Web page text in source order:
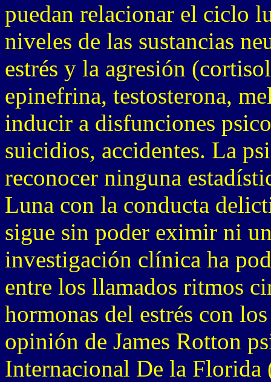
puedan relacionar el ciclo
niveles de las sustancias
estrés y la agresión
epinefrina, testosterona,
inducir a disfunciones
suicidios, accidentes. La
reconocer ninguna
Luna con la conducta
sigue sin poder eximir ni
investigación clínica ha
entre los llamados ritmos
hormonas del estrés con
opinión de James Rotton
Internacional De la